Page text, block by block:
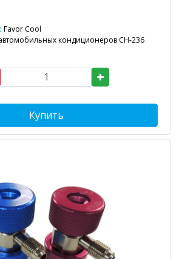
Favor Cool
кондиционеров CH-236
Купить